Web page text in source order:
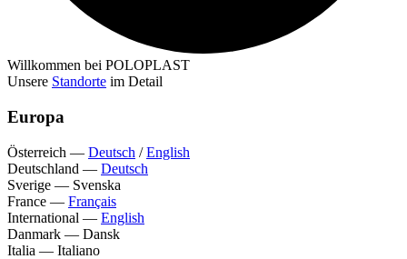
Willkommen bei POLOPLAST
Unsere Standorte im Detail
Europa
Österreich — Deutsch /English
Deutschland — Deutsch
Sverige — Svenska
France — Français
International — English
Danmark — Dansk
Italia — Italiano